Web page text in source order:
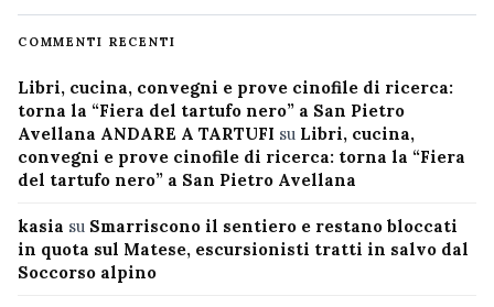
COMMENTI RECENTI
Libri, cucina, convegni e prove cinofile di ricerca:
torna la “Fiera del tartufo nero” a San Pietro
Avellana ANDARE A TARTUFI su Libri, cucina,
convegni e prove cinofile di ricerca: torna la “Fiera
del tartufo nero” a San Pietro Avellana
kasia su Smarriscono il sentiero e restano bloccati
in quota sul Matese, escursionisti tratti in salvo dal
Soccorso alpino